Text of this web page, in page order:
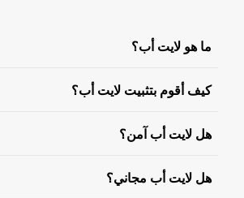
ما هو لايت أب؟
كيف أقوم بتثبيت لايت أب؟
هل لايت أب آمن؟
هل لايت أب مجاني؟